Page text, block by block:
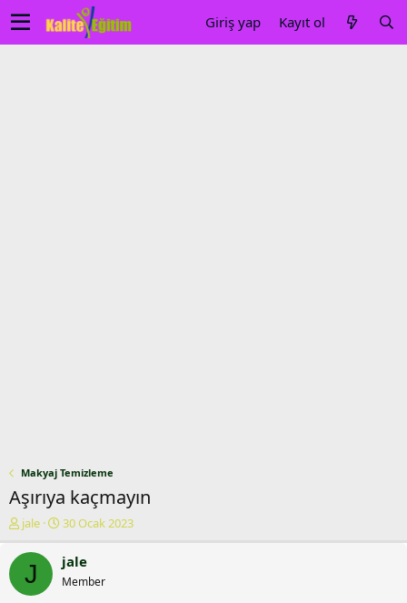
Giriş yap Kayıt ol
Makyaj Temizleme
Aşırıya kaçmayın
K
n
y
jale
B
ş
l
a
30 Ocak 2023
J jale
Member